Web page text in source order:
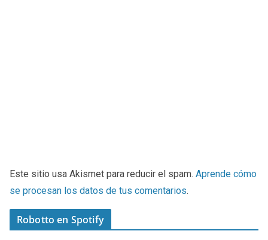
Este sitio usa Akismet para reducir el spam. Aprende cómo
se procesan los datos de tus comentarios.
Robotto en Spotify